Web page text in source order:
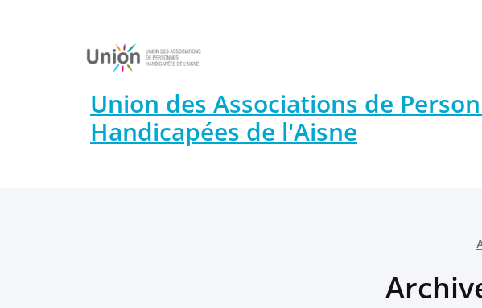
Union des Associations de
Handicapées de l'Aisne